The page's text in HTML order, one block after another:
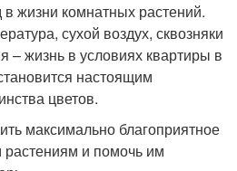
жизни комнатных растений.
сухой воздух, сквозняки
– жизнь в условиях квартиры в
настоящим
цветов.
максимально благоприятное
и помочь им